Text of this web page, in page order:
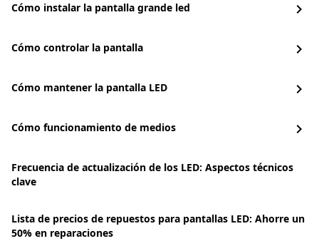
Cómo instalar la pantalla grande led chevron_right
Cómo controlar la pantalla chevron_right
Cómo mantener la pantalla LED chevron_right
Cómo funcionamiento de medios chevron_right
Frecuencia de actualización de los LED: Aspectos técnicos
clave
Lista de precios de repuestos para pantallas LED: Ahorre un
50% en reparaciones